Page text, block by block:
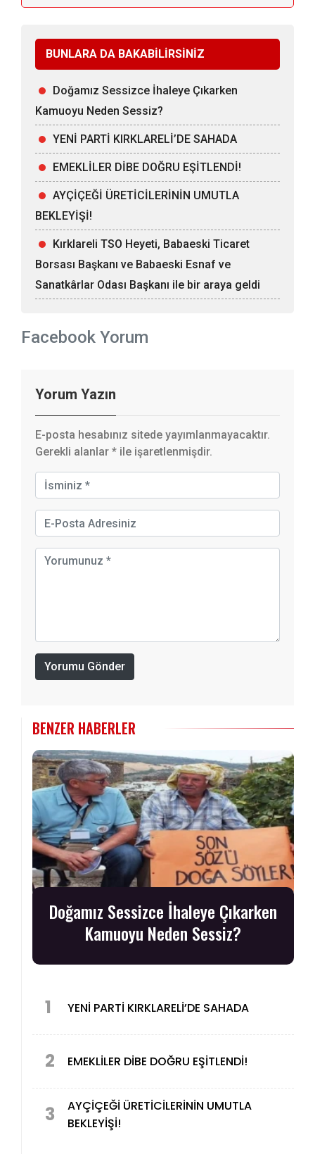
BUNLARA DA BAKABİLİRSİNİZ
Doğamız Sessizce İhaleye Çıkarken
Kamuoyu Neden Sessiz?
YENİ PARTİ KIRKLARELİ’DE SAHADA
EMEKLİLER DİBE DOĞRU EŞİTLENDİ!
AYÇİÇEĞİ ÜRETİCİLERİNİN UMUTLA
BEKLEYİŞİ!
Kırklareli TSO Heyeti, Babaeski Ticaret
Borsası Başkanı ve Babaeski Esnaf ve
Sanatkârlar Odası Başkanı ile bir araya geldi
Facebook Yorum
Yorum Yazın
E-posta hesabınız sitede yayımlanmayacaktır.
Gerekli alanlar * ile işaretlenmişdir.
Yorumu Gönder
BENZER HABERLER
Doğamız Sessizce İhaleye Çıkarken
Kamuoyu Neden Sessiz?
1 YENİ PARTİ KIRKLARELİ’DE SAHADA
2 EMEKLİLER DİBE DOĞRU EŞİTLENDİ!
3
AYÇİÇEĞİ ÜRETİCİLERİNİN UMUTLA
BEKLEYİŞİ!